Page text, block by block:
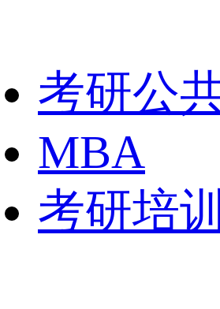
考研公
MBA
考研培训